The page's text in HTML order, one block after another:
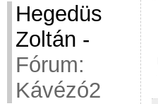
Hegedüs
Zoltán -
Fórum:
Kávézó2